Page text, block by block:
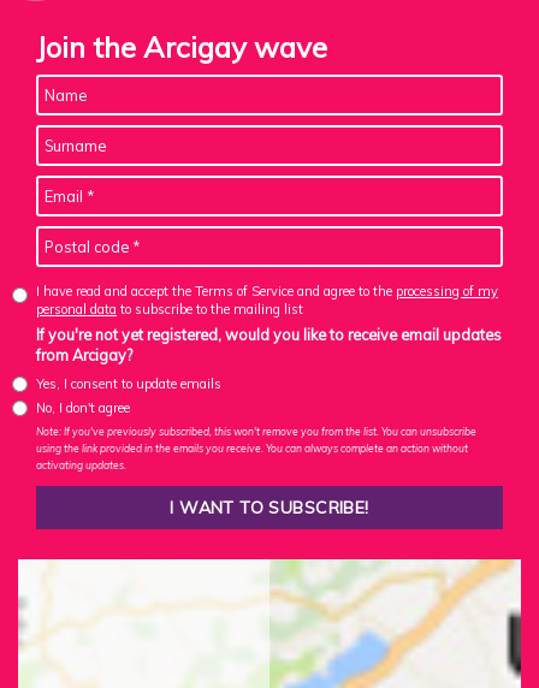
Join the Arcigay wave
I have read and accept the Terms of Service and agree to the processing of my
personal data to subscribe to the mailing list
If you're not yet registered, would you like to receive email updates
from Arcigay?
Yes, I consent to update emails
No, I don't agree
Note: If you've previously subscribed, this won't remove you from the list. You can unsubscribe
using the link provided in the emails you receive. You can always complete an action without
activating updates.